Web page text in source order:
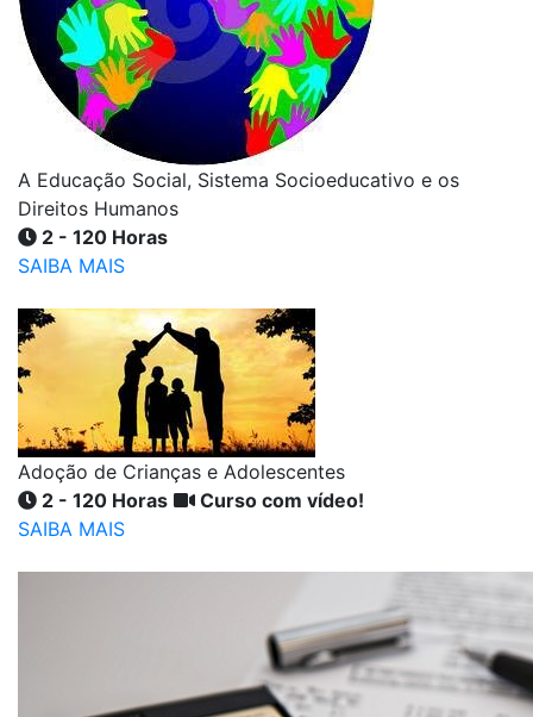
A Educação Social, Sistema Socioeducativo e os
Direitos Humanos
2 - 120 Horas
SAIBA MAIS
Adoção de Crianças e Adolescentes
2 - 120 Horas
Curso com vídeo!
SAIBA MAIS